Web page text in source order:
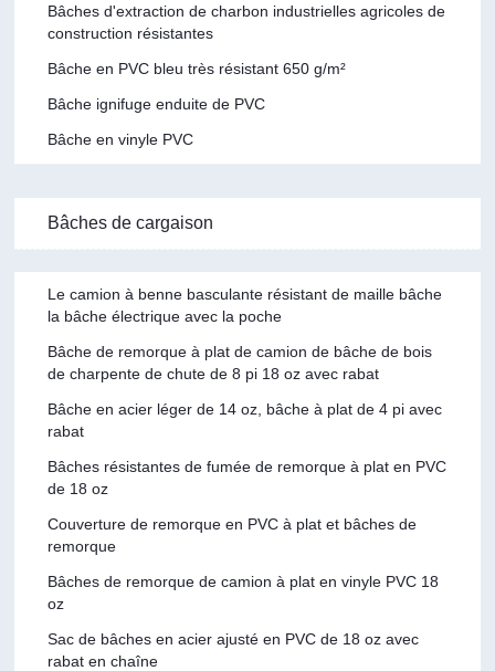
Bâches d'extraction de charbon industrielles agricoles de
construction résistantes
Bâche en PVC bleu très résistant 650 g/m²
Bâche ignifuge enduite de PVC
Bâche en vinyle PVC
Bâches de cargaison
Le camion à benne basculante résistant de maille bâche
la bâche électrique avec la poche
Bâche de remorque à plat de camion de bâche de bois
de charpente de chute de 8 pi 18 oz avec rabat
Bâche en acier léger de 14 oz, bâche à plat de 4 pi avec
rabat
Bâches résistantes de fumée de remorque à plat en PVC
de 18 oz
Couverture de remorque en PVC à plat et bâches de
remorque
Bâches de remorque de camion à plat en vinyle PVC 18
oz
Sac de bâches en acier ajusté en PVC de 18 oz avec
rabat en chaîne